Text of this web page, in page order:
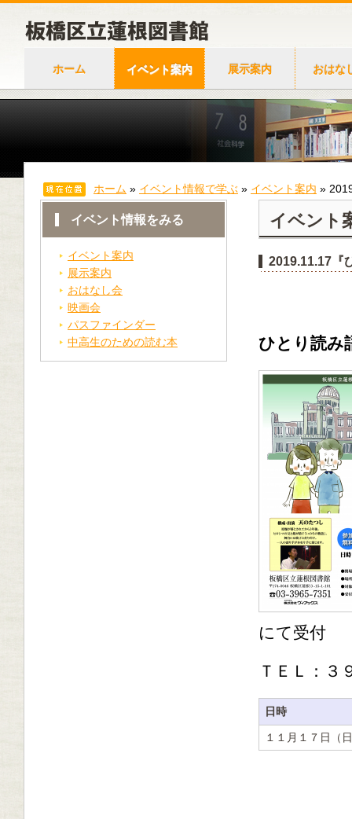
ホーム イベント案内 展示案内 おはな
ホーム » イベント情報で学ぶ » イベント案内 »
イベント情報をみる
イベント案内
展示案内
おはなし会
映画会
パスファインダー
中高生のための読む本
イベント
2019.11.17『
ひとり読み
にて受付
ＴＥＬ：３
日時
１１月１７日（